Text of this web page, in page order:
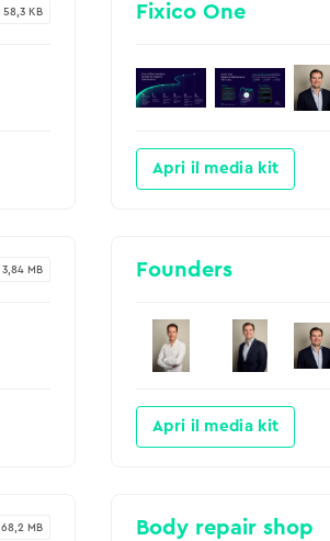
58,3 KB Fixico One
Apri il media kit
3,84 MB Founders
Apri il media kit
68,2 MB Body repair shop